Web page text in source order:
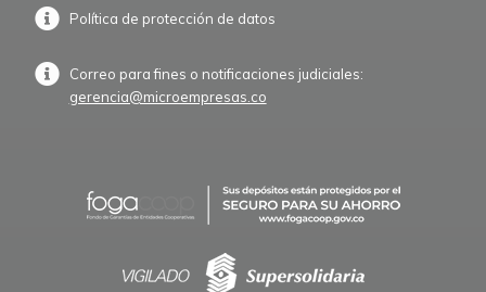
Política de protección de datos
Correo para fines o notificaciones judiciales:
gerencia@microempresas.co